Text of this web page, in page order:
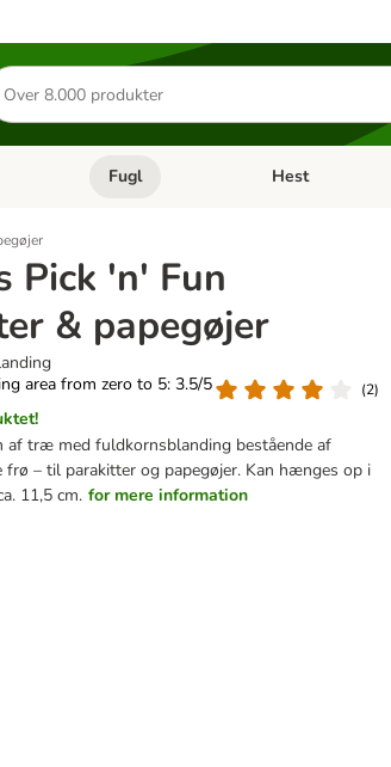
menu: GnaverÅben kategori menu: Fisk
Fugl Åben kategori
Hest
Pick 'n' Fun
& papegøjer
area from zero to 5: 3.5/5
(2)
af træ med fuldkornsblanding bestående af
frø – til parakitter og papegøjer. Kan hænges op i
11,5 cm. for mere information